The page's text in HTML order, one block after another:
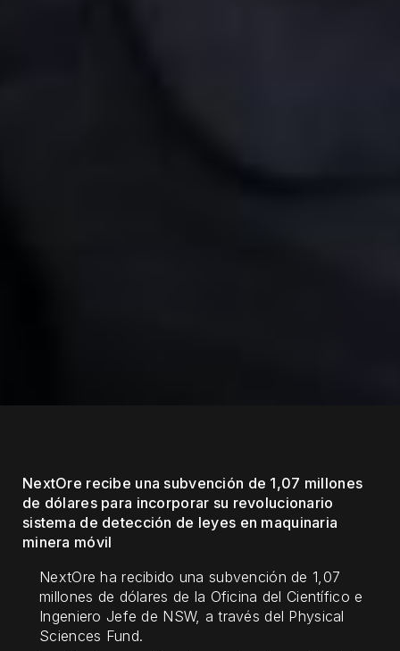
NextOre recibe una subvención de 1,07 millones
de dólares para incorporar su revolucionario
sistema de detección de leyes en maquinaria
minera móvil
NextOre ha recibido una subvención de 1,07
millones de dólares de la Oficina del Científico e
Ingeniero Jefe de NSW, a través del Physical
Sciences Fund.